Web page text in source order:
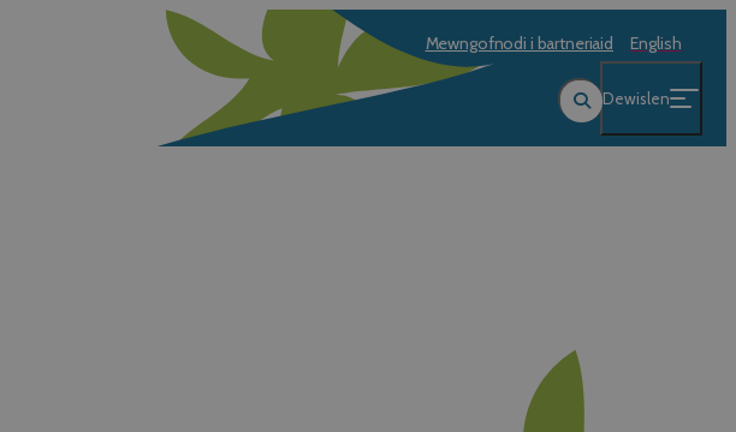
Mewngofnodi i bartneriaid English
Dewislen